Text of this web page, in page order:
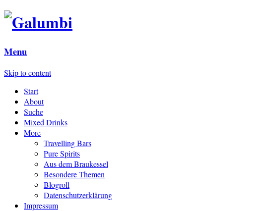
Menu
Skip to content
Start
About
Suche
Mixed Drinks
More
Travelling Bars
Pure Spirits
Aus dem Braukessel
Besondere Themen
Blogroll
Datenschutzerklärung
Impressum